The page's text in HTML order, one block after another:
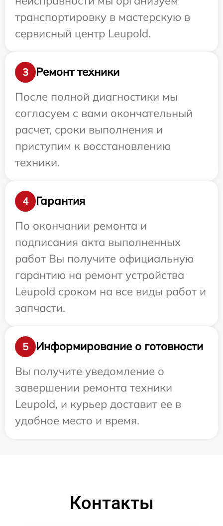
транспортировку в мастерскую в
сервисный центр Leupold.
3
Ремонт техники
После полной диагностики мы
согласуем с вами окончательный
расчет, сроки выполнения и
приступим к восстановлению
техники.
4
Гарантия
По окончании ремонта и
подписания акта выполненных
работ Вы получите официальную
гарантию на ремонт устройства
Leupold сроком на все виды работ и
запчасти.
5
Информирование о готовности
Вы получите уведомление о
завершении ремонта техники
Leupold, и курьер доставит ее в
удобное место и время.
Контакты